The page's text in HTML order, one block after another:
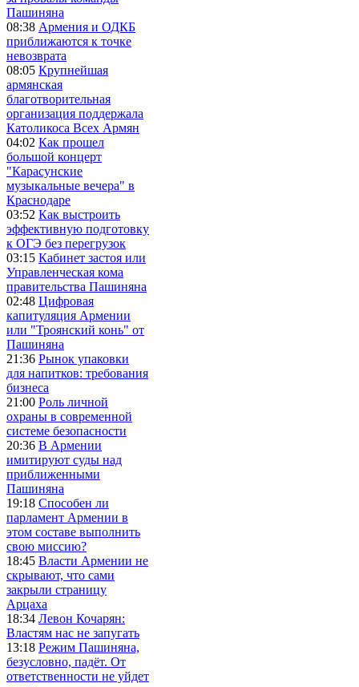
Пашиняна
08:38 Армения и ОДКБ
приближаются к точке
невозврата
08:05 Крупнейшая
армянская
благотворительная
организация поддержала
Католикоса Всех Армян
04:02 Как прошел
большой концерт
"Карасунские
музыкальные вечера" в
Краснодаре
03:52 Как выстроить
эффективную подготовку
к ОГЭ без перегрузок
03:15 Кабинет застоя или
Управленческая кома
правительства Пашиняна
02:48 Цифровая
капитуляция Армении
или "Троянский конь" от
Пашиняна
21:36 Рынок упаковки
для напитков: требования
бизнеса
21:00 Роль личной
охраны в современной
системе безопасности
20:36 В Армении
имитируют суды над
приближенными
Пашиняна
19:18 Способен ли
парламент Армении в
этом составе выполнить
свою миссию?
18:45 Власти Армении не
скрывают, что сами
закрыли страницу
Арцаха
18:34 Левон Кочарян:
Властям нас не запугать
13:18 Режим Пашиняна,
безусловно, падёт. От
ответственности не уйдет